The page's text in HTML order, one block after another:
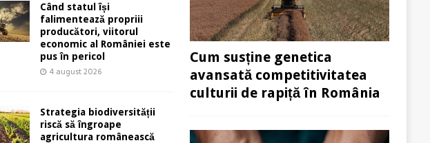
Când statul își
falimentează propriii
producători, viitorul
economic al României este
pus în pericol
4 august 2026
Strategia biodiversității
riscă să îngroape
agricultura românească
Cum susține genetica
avansată competitivitatea
culturii de rapiță în România